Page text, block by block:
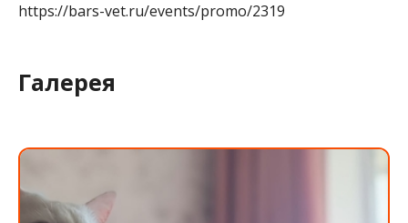
https://bars-vet.ru/events/promo/2319
Галерея